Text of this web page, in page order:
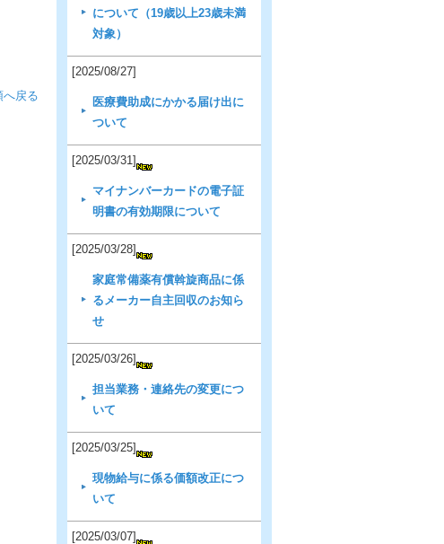
へ戻る
について（19歳以上23歳未満
対象）
[2025/08/27]
医療費助成にかかる届け出に
ついて
[2025/03/31]
マイナンバーカードの電子証
明書の有効期限について
[2025/03/28]
家庭常備薬有償斡旋商品に係
るメーカー自主回収のお知ら
せ
[2025/03/26]
担当業務・連絡先の変更につ
いて
[2025/03/25]
現物給与に係る価額改正につ
いて
[2025/03/07]